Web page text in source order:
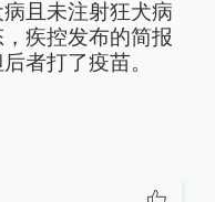
且未注射狂犬病
疾控发布的简报
者打了疫苗。